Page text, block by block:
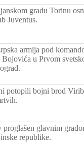
gradu Torinu
Juventus.
armija pod
u Prvom
potopili bojni brod
proglašen glavnim
republike.